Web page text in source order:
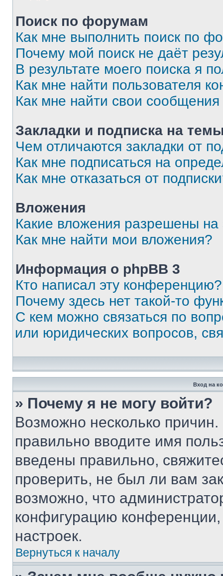
Поиск по форумам
Как мне выполнить поиск по
Почему мой поиск не даёт
В результате моего поиска я
Как мне найти пользователя
Как мне найти свои
Закладки и подписка на
Чем отличаются закладки от
Как мне подписаться на
Как мне отказаться от
Вложения
Какие вложения разрешены
Как мне найти мои вложения?
Информация о phpBB 3
Кто написал эту конференцию?
Почему здесь нет такой-то
С кем можно связаться по
или юридических вопросов,
Вход на
» Почему я не могу войти?
Возможно несколько
правильно вводите имя
введены правильно,
проверить, не был ли вам
возможно, что
конфигурацию
настроек.
Вернуться к началу